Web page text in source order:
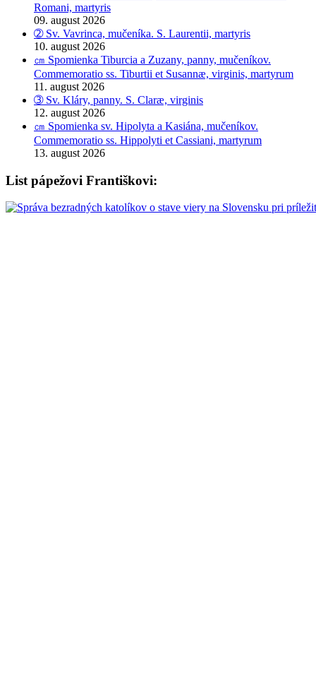
Romani, martyris
09. august 2026
➁ Sv. Vavrinca, mučeníka. S. Laurentii, martyris
10. august 2026
㎝ Spomienka Tiburcia a Zuzany, panny, mučeníkov.
Commemoratio ss. Tiburtii et Susannæ, virginis, martyrum
11. august 2026
➂ Sv. Kláry, panny. S. Claræ, virginis
12. august 2026
㎝ Spomienka sv. Hipolyta a Kasiána, mučeníkov.
Commemoratio ss. Hippolyti et Cassiani, martyrum
13. august 2026
List pápežovi Františkovi: